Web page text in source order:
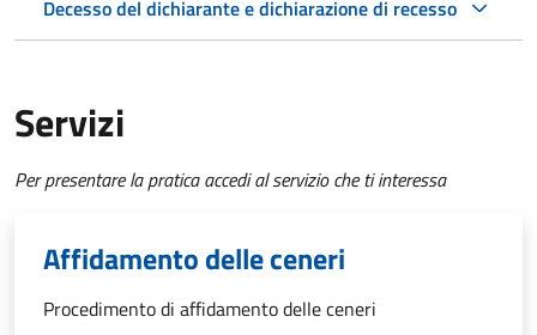
Decesso del dichiarante e dichiarazione di recesso
Servizi
Per presentare la pratica accedi al servizio che ti interessa
Affidamento delle ceneri
Procedimento di affidamento delle ceneri